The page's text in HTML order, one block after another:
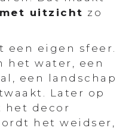
uitzicht zo
een eigen sfeer.
het water, een
een landschap
Later op
het decor
het weidser,